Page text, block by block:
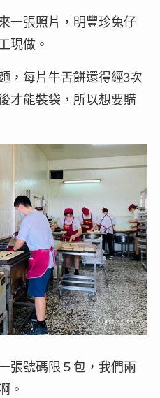
一張照片，明豐珍兔仔
現做。
，每片牛舌餅還得經3次
才能裝袋，所以想要購
張號碼限５包，我們兩
。